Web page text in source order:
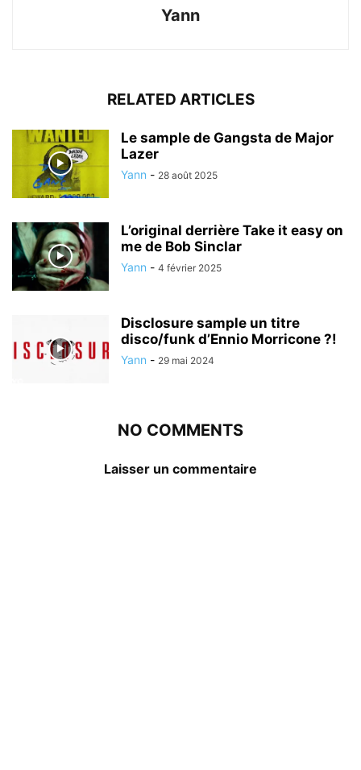
Yann
RELATED ARTICLES
Le sample de Gangsta de Major
Lazer
Yann - 28 août 2025
L’original derrière Take it easy on
me de Bob Sinclar
Yann - 4 février 2025
Disclosure sample un titre
disco/funk d’Ennio Morricone ?!
Yann - 29 mai 2024
NO COMMENTS
Laisser un commentaire